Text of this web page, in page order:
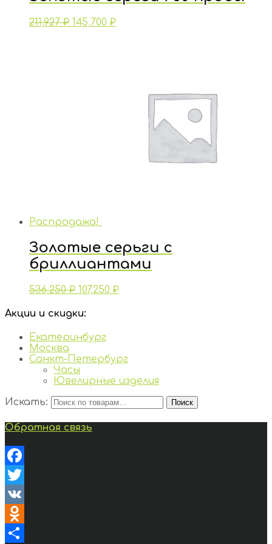
211,927₽ 145,700 ₽
Распродажа!
Золотые серьги с
бриллиантами
536,250₽ 107,250 ₽
Акции и скидки:
Екатеринбург
Москва
Санкт-Петербург
Часы
Ювелирные изделия
Искать:
Поиск
Обратная связь
Facebook
Twitter
VK
Odnoklassniki